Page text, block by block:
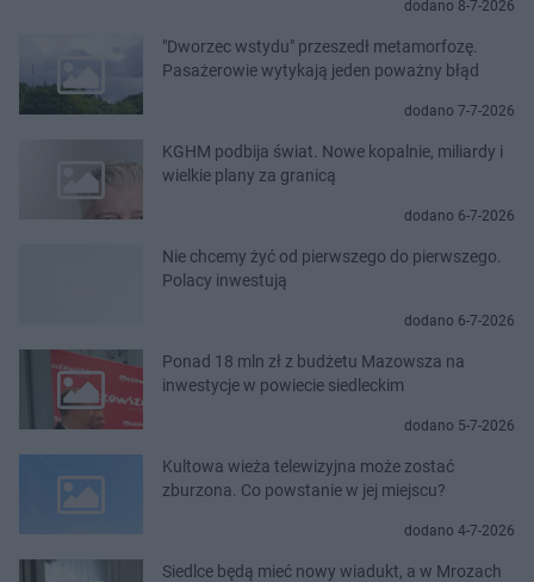
dodano 8-7-2026
"Dworzec wstydu" przeszedł metamorfozę.
Pasażerowie wytykają jeden poważny błąd
dodano 7-7-2026
KGHM podbija świat. Nowe kopalnie, miliardy i
wielkie plany za granicą
dodano 6-7-2026
Nie chcemy żyć od pierwszego do pierwszego.
Polacy inwestują
dodano 6-7-2026
Ponad 18 mln zł z budżetu Mazowsza na
inwestycje w powiecie siedleckim
dodano 5-7-2026
Kultowa wieża telewizyjna może zostać
zburzona. Co powstanie w jej miejscu?
dodano 4-7-2026
Siedlce będą mieć nowy wiadukt, a w Mrozach